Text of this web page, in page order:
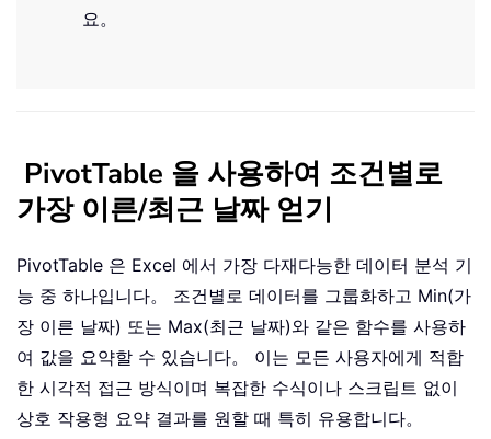
요。
PivotTable 을 사용하여 조건별로
가장 이른/최근 날짜 얻기
PivotTable 은 Excel 에서 가장 다재다능한 데이터 분석 기
능 중 하나입니다。 조건별로 데이터를 그룹화하고 Min(가
장 이른 날짜) 또는 Max(최근 날짜)와 같은 함수를 사용하
여 값을 요약할 수 있습니다。 이는 모든 사용자에게 적합
한 시각적 접근 방식이며 복잡한 수식이나 스크립트 없이
상호 작용형 요약 결과를 원할 때 특히 유용합니다。